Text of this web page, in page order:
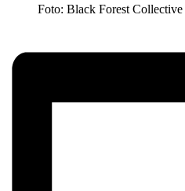
Foto: Black Forest Collective